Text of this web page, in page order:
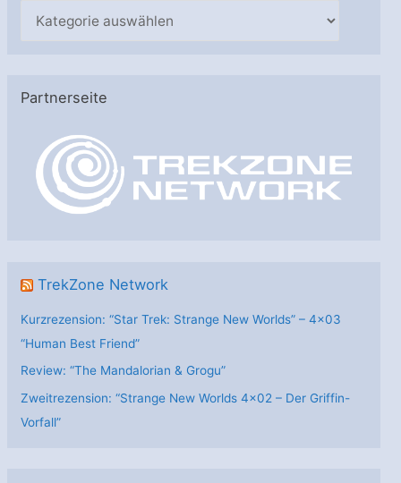
g
Partnerseite
TrekZone Network
Kurzrezension: “Star Trek: Strange New Worlds” – 4×03
“Human Best Friend”
Review: “The Mandalorian & Grogu”
Zweitrezension: “Strange New Worlds 4×02 – Der Griffin-
Vorfall”